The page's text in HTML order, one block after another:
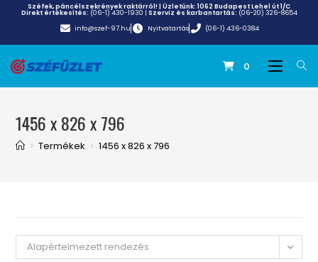
Széfek, páncélszekrények raktárról! | Üzletünk:1062 Budapest Lehel út 1/C
Direkt értékesítés: (06-1) 430-1930 | Szerviz és karbantartás: (06-20) 326-8654
info@szef-97.hu
Nyitvatartás (06-1) 436-0384
0
1456 x 826 x 796
> Termékek > 1456 x 826 x 796
Alapértelmezett rendezés